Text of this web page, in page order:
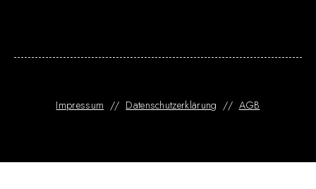
Impressum // Datenschutzerklärung // AGB